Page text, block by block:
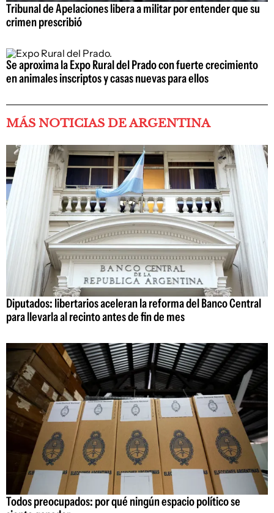
Tribunal de Apelaciones libera a militar por entender que su
crimen prescribió
Se aproxima la Expo Rural del Prado con fuerte crecimiento
en animales inscriptos y casas nuevas para ellos
MÁS NOTICIAS DE ARGENTINA
Diputados: libertarios aceleran la reforma del Banco Central
para llevarla al recinto antes de fin de mes
Todos preocupados: por qué ningún espacio político se